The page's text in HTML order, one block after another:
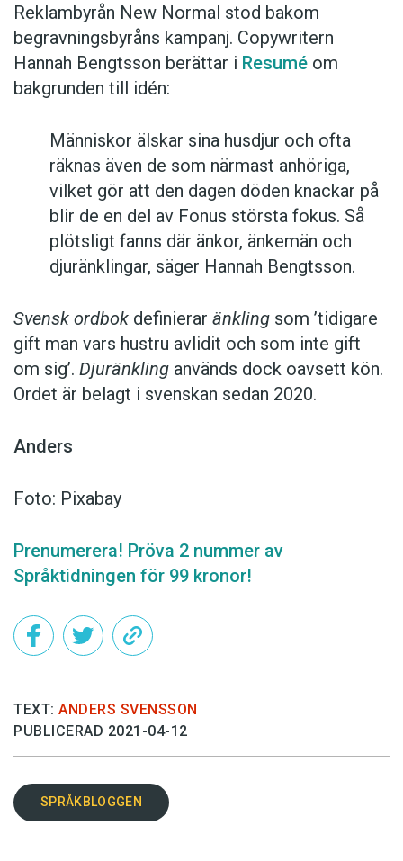
Reklambyrån New Normal stod bakom
begravningsbyråns kampanj. Copywritern
Hannah Bengtsson berättar i Resumé om
bakgrunden till idén:
Människor älskar sina husdjur och ofta
räknas även de som närmast anhöriga,
vilket gör att den dagen döden knackar på
blir de en del av Fonus största fokus. Så
plötsligt fanns där änkor, änkemän och
djuränklingar, säger Hannah Bengtsson.
Svensk ordbok definierar änkling som ’tidigare
gift man vars hustru av­lidit och som inte gift
om sig’. Djuränkling används dock oavsett kön.
Ordet är belagt i svenskan sedan 2020.
Anders
Foto: Pixabay
Prenumerera! Pröva 2 nummer av
Språktidningen för 99 kronor!
TEXT: ANDERS SVENSSON
PUBLICERAD 2021-04-12
SPRÅKBLOGGEN